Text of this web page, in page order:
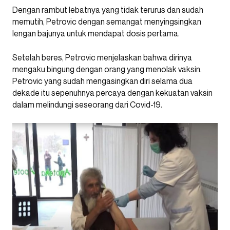
Dengan rambut lebatnya yang tidak terurus dan sudah
memutih, Petrovic dengan semangat menyingsingkan
lengan bajunya untuk mendapat dosis pertama.
Setelah beres, Petrovic menjelaskan bahwa dirinya
mengaku bingung dengan orang yang menolak vaksin.
Petrovic yang sudah mengasingkan diri selama dua
dekade itu sepenuhnya percaya dengan kekuatan vaksin
dalam melindungi seseorang dari Covid-19.